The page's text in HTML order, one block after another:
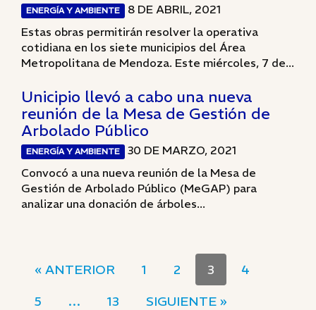
ENERGÍA Y AMBIENTE
8 DE ABRIL, 2021
Estas obras permitirán resolver la operativa
cotidiana en los siete municipios del Área
Metropolitana de Mendoza. Este miércoles, 7 de...
Unicipio llevó a cabo una nueva
reunión de la Mesa de Gestión de
Arbolado Público
ENERGÍA Y AMBIENTE
30 DE MARZO, 2021
Convocó a una nueva reunión de la Mesa de
Gestión de Arbolado Público (MeGAP) para
analizar una donación de árboles...
« ANTERIOR 1 2 3
4
5
… 13 SIGUIENTE »